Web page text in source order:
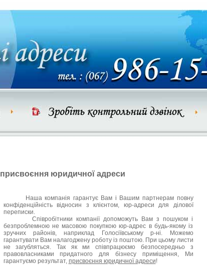
присвоєння юридичної адреси
Наша компанія гарантує Вам і Вашим партнерам повну
конфіденційність відносин з клієнтом, юр-адреси для ділової
переписки.
Співробітники компанії допоможуть Вам з пошуком і
безпроблемною не масовою покупкою юр-адрес в будь-якому із
зручних районів, наприклад Голосіївському р-ні. Можемо
гарантувати Вам налагоджену роботу із поштою. При цьому листи
не загубляться. Так як ми співпрацюємо безпосередньо з
правовласниками придатного для бізнесу приміщення, Ми
гарантуємо результат, присвоєння юридичної адреси!